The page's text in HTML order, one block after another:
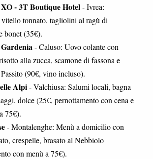
- 3T Boutique Hotel- Ivrea:
tonnato, tagliolini al ragù di
bonet (35€).
- Caluso: Uovo colante con
alla zucca, scamone di fassona e
(90€, vino incluso).
Alpi- Valchiusa: Salumi locali, bagna
dolce (25€, pernottamento con cena e
75€).
- Montalenghe: Menù a domicilio con
crespelle, brasato al Nebbiolo
con menù a 75€).